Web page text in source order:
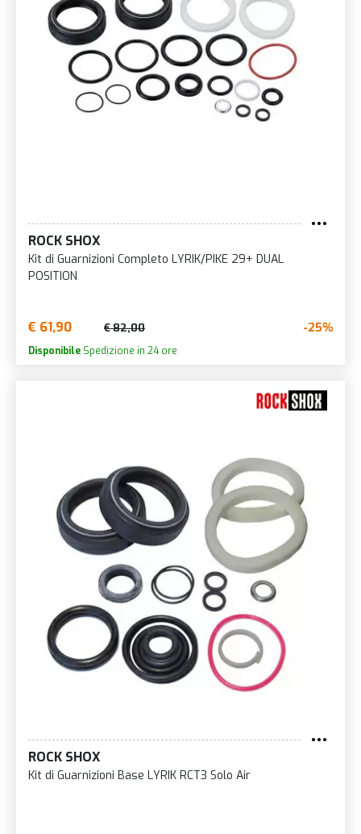
ROCK SHOX
Kit di Guarnizioni Completo LYRIK/PIKE 29+ DUAL
POSITION
€ 61,90 € 82,00 -25%
Disponibile Spedizione in 24 ore
ROCK SHOX
Kit di Guarnizioni Base LYRIK RCT3 Solo Air